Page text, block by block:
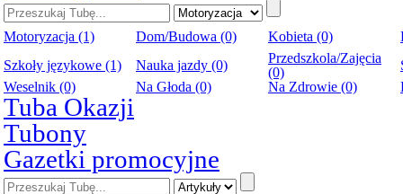
Motoryzacja (1) Dom/Budowa (0) Kobieta (0)
Szkoły językowe (1)
Nauka jazdy (0)
Przedszkola/Zajęcia
(0)
Weselnik (0)
Na Głoda (0) Na Zdrowie (0)
Tuba Okazji
Tubony
Gazetki promocyjne